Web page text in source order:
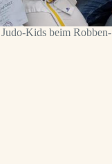
Kids beim Robben-